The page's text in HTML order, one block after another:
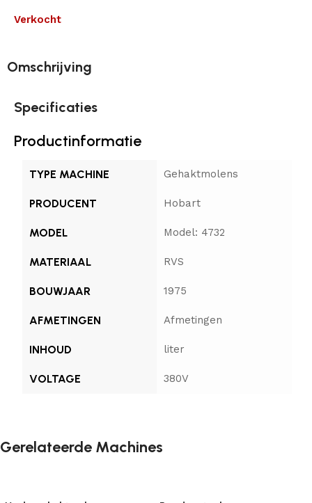
Verkocht
Omschrijving
Specificaties
Productinformatie
TYPE MACHINE Gehaktmolens
PRODUCENT Hobart
MODEL Model: 4732
MATERIAAL RVS
BOUWJAAR 1975
AFMETINGEN Afmetingen
INHOUD liter
VOLTAGE 380V
Gerelateerde Machines